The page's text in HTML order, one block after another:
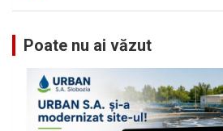
Poate nu ai văzut